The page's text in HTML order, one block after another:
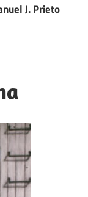
J. Prieto